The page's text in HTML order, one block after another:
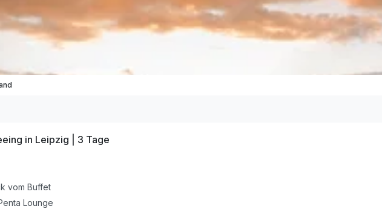
in Leipzig | 3 Tage
vom Buffet
Lounge